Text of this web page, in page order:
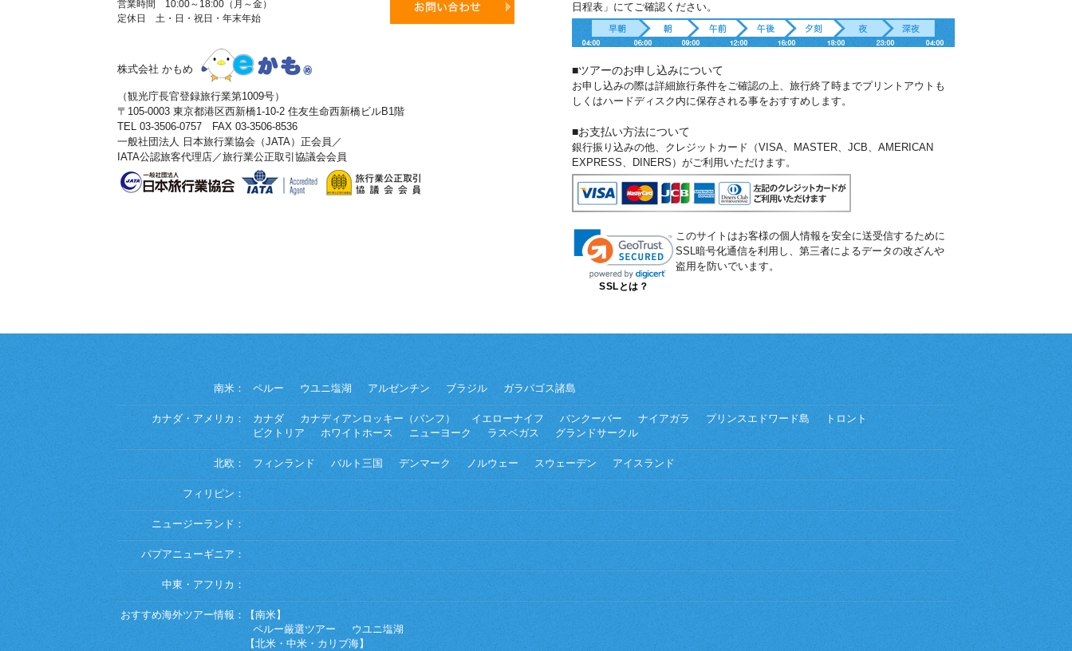
営業時間 10:00～18:00（月～金）
定休日 土・日・祝日・年末年始
株式会社 かもめ
（観光庁長官登録旅行業第1009号）
〒105-0003 東京都港区西新橋1-10-2 住友生命西新橋ビルB1階
TEL 03-3506-0757 FAX 03-3506-8536
一般社団法人 日本旅行業協会（JATA）正会員／
IATA公認旅客代理店／旅行業公正取引協議会会員
日程表」にてご確認ください。
■ツアーのお申し込みについて
お申し込みの際は詳細旅行条件をご確認の上、旅行終了時までプリントアウトも
しくはハードディスク内に保存される事をおすすめします。
■お支払い方法について
銀行振り込みの他、クレジットカード（VISA、MASTER、JCB、AMERICAN
EXPRESS、DINERS）がご利用いただけます。
SSLとは？
このサイトはお客様の個人情報を安全に送受信するために
SSL暗号化通信を利用し、第三者によるデータの改ざんや
盗用を防いでいます。
南米： ペルー ウユニ塩湖 アルゼンチン ブラジル ガラパゴス諸島
カナダ・アメリカ： カナダ カナディアンロッキー（バンフ） イエローナイフ バンクーバー ナイアガラ プリンスエドワード島
トロント
ビクトリア
ホワイトホース ニューヨーク ラスベガス グランドサークル
北欧： フィンランド バルト三国 デンマーク ノルウェー スウェーデン アイスランド
フィリピン：
ニュージーランド：
パプアニューギニア：
中東・アフリカ：
おすすめ海外ツアー情報：
【南米】
ペルー厳選ツアー
ウユニ塩湖
【北米・中米・カリブ海】